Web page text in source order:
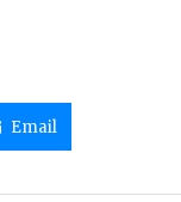
Email